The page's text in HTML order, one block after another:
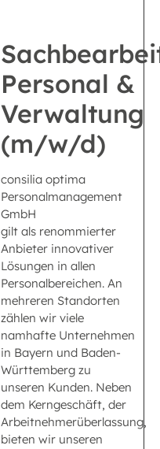
Personal &
Verwaltung
(m/w/d)
consilia optima
Personalmanagement
GmbH
gilt als renommierter
Anbieter innovativer
Lösungen in allen
Personalbereichen. An
mehreren Standorten
zählen wir viele
namhafte Unternehmen
in Bayern und Baden-
Württemberg zu
unseren Kunden. Neben
dem Kerngeschäft, der
Arbeitnehmerüberlassung,
bieten wir unseren